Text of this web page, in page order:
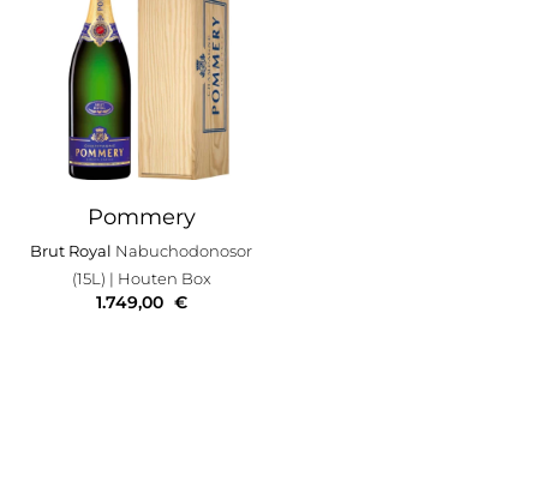
Pommery
Brut Royal Nabuchodonosor
(15L) | Houten Box
1.749,00 €